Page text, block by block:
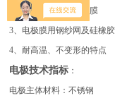
2、用进口膜头作透气膜
3、电极膜用钢纱网及硅橡胶
4、耐高温、不变形的特点
电极技术指标 ：
电极主体材料：不锈钢